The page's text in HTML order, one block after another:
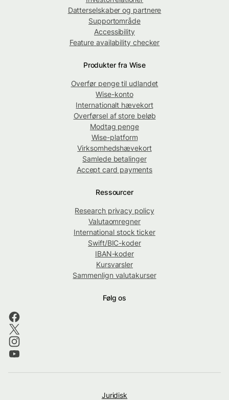
Datterselskaber og partnere
Supportområde
Accessibility
Feature availability checker
Produkter fra Wise
Overfør penge til udlandet
Wise-konto
Internationalt hævekort
Overførsel af store beløb
Modtag penge
Wise-platform
Virksomhedshævekort
Samlede betalinger
Accept card payments
Ressourcer
Research privacy policy
Valutaomregner
International stock ticker
Swift/BIC-koder
IBAN-koder
Kursvarsler
Sammenlign valutakurser
Følg os
Juridisk